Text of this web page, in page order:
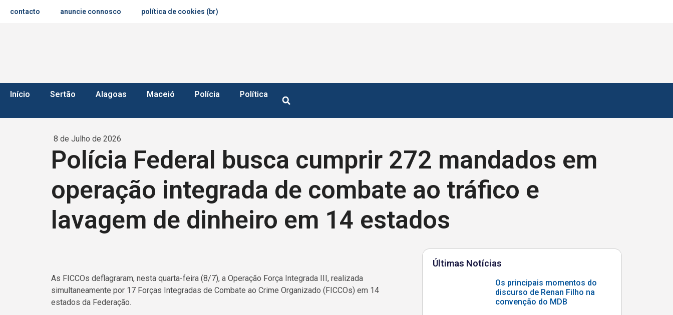
contacto anuncie connosco política de cookies (br)
Início Sertão Alagoas Maceió Polícia Política
8 de Julho de 2026
Polícia Federal busca cumprir 272 mandados em
operação integrada de combate ao tráfico e
lavagem de dinheiro em 14 estados
As FICCOs deflagraram, nesta quarta-feira (8/7), a Operação Força Integrada III, realizada
simultaneamente por 17 Forças Integradas de Combate ao Crime Organizado (FICCOs) em 14
estados da Federação.
Últimas Notícias
Os principais momentos do
discurso de Renan Filho na
convenção do MDB